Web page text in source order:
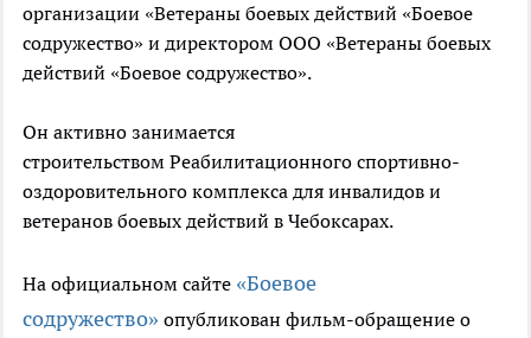
организации «Ветераны боевых действий «Боевое
содружество» и директором ООО «Ветераны боевых
действий «Боевое содружество».
Он активно занимается
строительством Реабилитационного спортивно-
оздоровительного комплекса для инвалидов и
ветеранов боевых действий в Чебоксарах.
На официальном сайте «Боевое
содружество» опубликован фильм-обращение о